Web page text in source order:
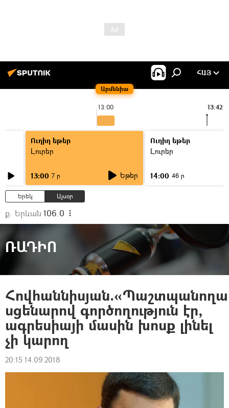
Արմենիա
ՀԱՅ
13:00 13:42
Ուղիղ եթեր
Լուրեր
13:00 7 ր Եթեր
Ուղիղ եթեր
Լուրեր
14:00 46 ր
Երեկ Այսօր
ք. Երևան 106.0
ՌԱԴԻՈ
սցենարով գործողություն էր,
ագրեսիայի մասին խոսք լինել
չի կարող
20:15 14.09.2018